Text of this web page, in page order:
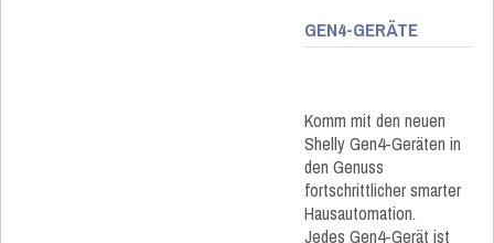
GEN4-GERÄTE
Komm mit den neuen
Shelly Gen4-Geräten in
den Genuss
fortschrittlicher smarter
Hausautomation.
Jedes Gen4-Gerät ist